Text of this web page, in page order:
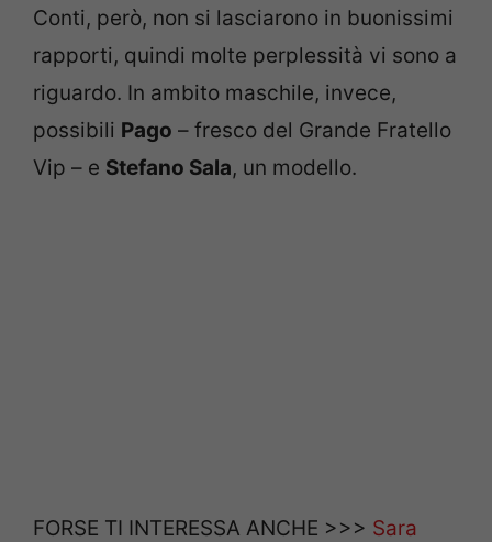
Conti, però, non si lasciarono in buonissimi
rapporti, quindi molte perplessità vi sono a
riguardo. In ambito maschile, invece,
possibili Pago – fresco del Grande Fratello
Vip – e Stefano Sala, un modello.
FORSE TI INTERESSA ANCHE >>> Sara